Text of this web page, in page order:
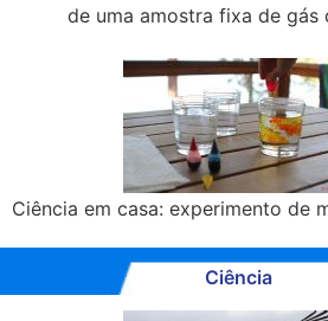
de uma amostra fixa de gás
Ciência em casa: experimento de
Ciência